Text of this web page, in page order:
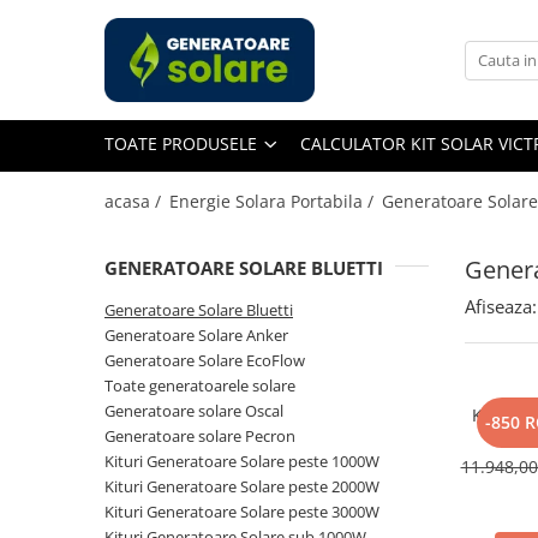
Toate Produsele
Cauta dupa capacitate
Intre 1000-2000W
Peste 3000W
Cauta dupa marca
TOATE PRODUSELE CALCULATOR KIT SOLAR
acasa / Energie Solara Portabila / Generatoare
GENERATOARE SOLARE BLUETTI
Generatoare Solare Bluetti
Generatoare Solare Anker
Generatoare Solare EcoFlow
Toate generatoarele solare
Generatoare solare Oscal
Generatoare solare Pecron
Kituri Generatoare Solare peste 1000W
Kituri Generatoare Solare peste 2000W
Kituri Generatoare Solare peste 3000W
Afiseaza:
-850
Kit